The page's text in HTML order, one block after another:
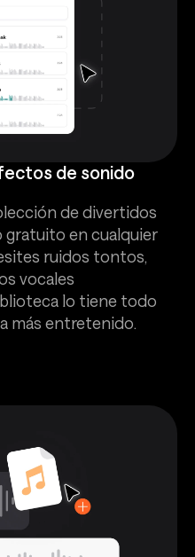
de sonido
de divertidos
en cualquier
ruidos tontos,
vocales
lo tiene todo
más entretenido.